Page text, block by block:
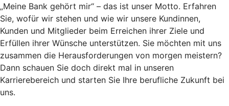
„Meine Bank gehört mir“ – das ist unser Motto. Erfahren
Sie, wofür wir stehen und wie wir unsere Kundinnen,
Kunden und Mitglieder beim Erreichen ihrer Ziele und
Erfüllen ihrer Wünsche unterstützen. Sie möchten mit uns
zusammen die Herausforderungen von morgen meistern?
Dann schauen Sie doch direkt mal in unseren
Karrierebereich und starten Sie Ihre berufliche Zukunft bei
uns.